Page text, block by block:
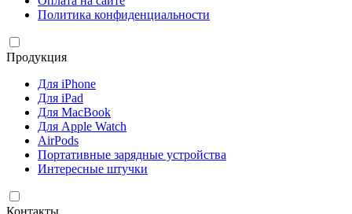
Политика конфиденциальности
Продукция
Для iPhone
Для iPad
Для MacBook
Для Apple Watch
AirPods
Портативные зарядные устройства
Интересные штучки
Контакты